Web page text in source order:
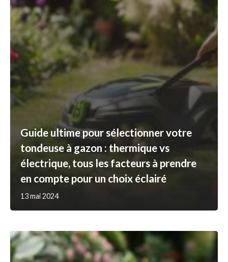
Guide ultime pour sélectionner votre
tondeuse à gazon : thermique vs
électrique, tous les facteurs à prendre
en compte pour un choix éclairé
13 mai 2024